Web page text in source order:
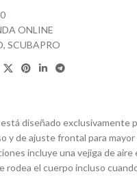
ONLINE
, SCUBAPRO
diseñado exclusivamente
y de ajuste frontal para
incluye una vejiga de
rodea el cuerpo incluso